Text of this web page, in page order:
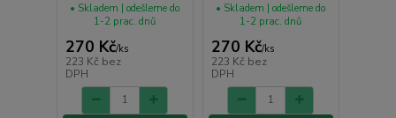
270 Kč/ks
223 Kč bez
DPH
• Skladem | odešleme do
1-2 prac. dnů
270 Kč/ks
223 Kč bez
DPH
• Skladem | odešleme do
1-2 prac. dnů